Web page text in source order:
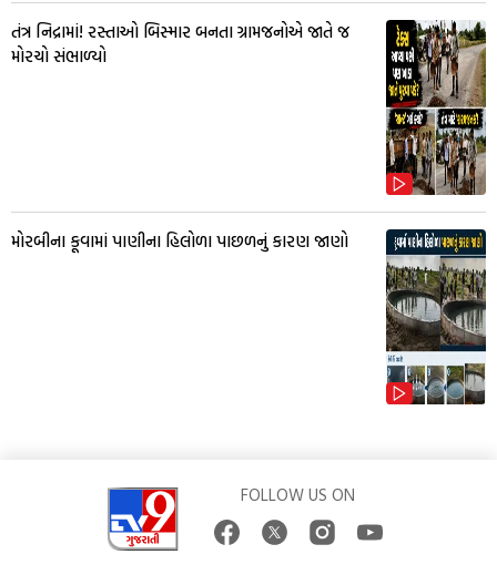
તંત્ર નિદ્રામાં! રસ્તાઓ બિસ્માર બનતા ગ્રામજનોએ જાતે જ
મોરચો સંભાળ્યો
મોરબીના કૂવામાં પાણીના હિલોળા પાછળનું કારણ જાણો
FOLLOW US ON